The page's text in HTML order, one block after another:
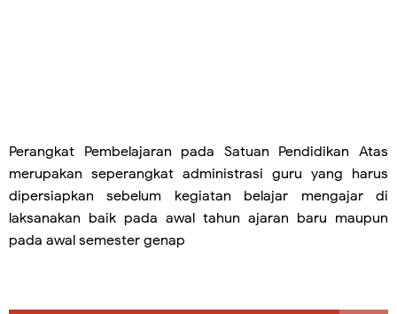
Perangkat Pembelajaran pada Satuan Pendidikan Atas
merupakan seperangkat administrasi guru yang harus
dipersiapkan sebelum kegiatan belajar mengajar di
laksanakan baik pada awal tahun ajaran baru maupun
pada awal semester genap